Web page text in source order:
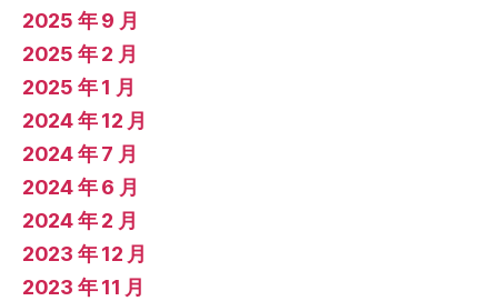
2025 年 9 月
2025 年 2 月
2025 年 1 月
2024 年 12 月
2024 年 7 月
2024 年 6 月
2024 年 2 月
2023 年 12 月
2023 年 11 月